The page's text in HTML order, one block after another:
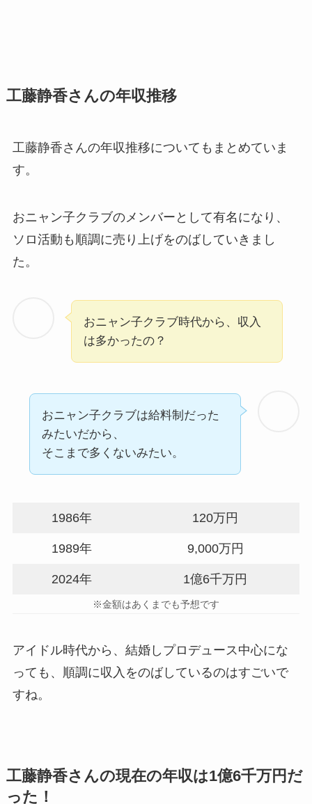
工藤静香さんの年収推移
工藤静香さんの年収推移についてもまとめていま
す。
おニャン子クラブのメンバーとして有名になり、
ソロ活動も順調に売り上げをのばしていきまし
た。
おニャン子クラブ時代から、収入
は多かったの？
おニャン子クラブは給料制だった
みたいだから、
そこまで多くないみたい。
1986年 120万円
1989年 9,000万円
2024年 1億6千万円
※金額はあくまでも予想です
アイドル時代から、結婚しプロデュース中心にな
っても、順調に収入をのばしているのはすごいで
すね。
工藤静香さんの現在の年収は1億6千万円だ
った！